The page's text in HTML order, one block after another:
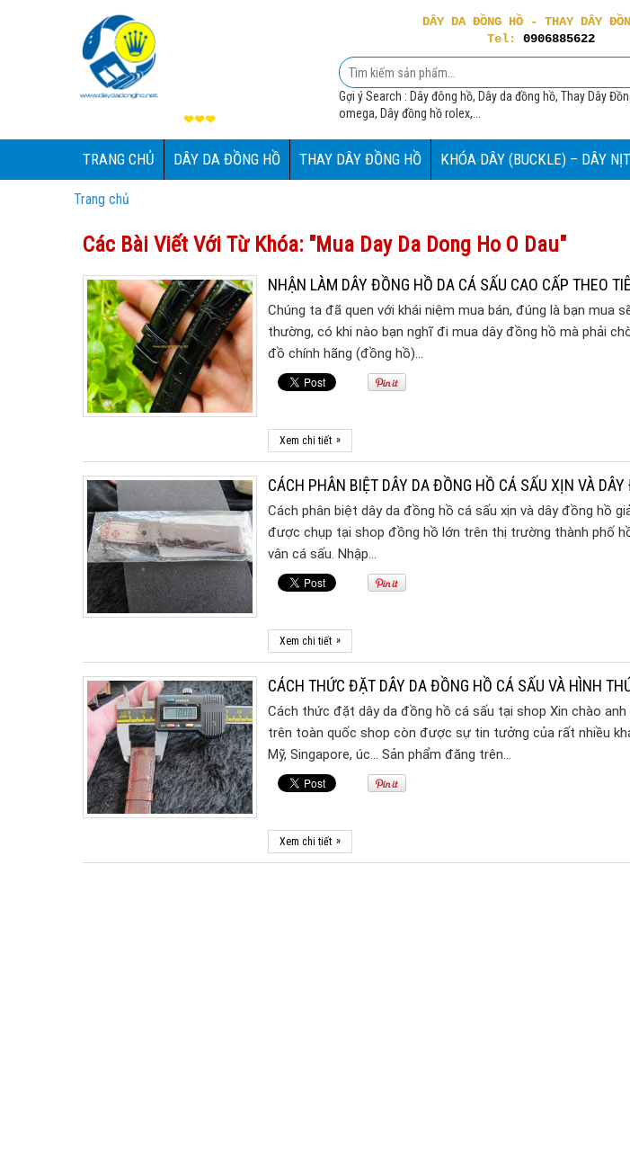
❤❤❤
DÂY DA ĐỒNG HỒ - THAY DÂY
Tel: 0906885622
Gợi ý Search : Dây đông hồ, Dây da đồng hồ, Thay Dây
omega, Dây đồng hồ rolex,...
TRANG CHỦ DÂY DA ĐỒNG HỒ THAY DÂY ĐỒNG HỒ KHÓA DÂY (BUCKLE) – DÂY NỊT
Trang chủ
Các Bài Viết Với Từ Khóa: "mua Day Da Dong Ho O Dau"
NHẬN LÀM DÂY ĐỒNG HỒ DA CÁ SẤU CAO CẤP THEO
Chúng ta đã quen với khái niệm mua bán, đúng là bạn mua
thường, có khi nào bạn nghĩ đi mua dây đồng hồ mà phải
đồ chính hãng (đồng hồ)…
Xem chi tiết »
CÁCH PHÂN BIỆT DÂY DA ĐỒNG HỒ CÁ SẤU XỊN VÀ
Cách phân biệt dây da đồng hồ cá sấu xịn và dây đồng hồ
được chụp tại shop đồng hồ lớn trên thị trường thành phố
vân cá sấu. Nhập…
Xem chi tiết »
CÁCH THỨC ĐẶT DÂY DA ĐỒNG HỒ CÁ SẤU VÀ HÌNH
Cách thức đặt dây da đồng hồ cá sấu tại shop Xin chào
trên toàn quốc shop còn được sự tin tưởng của rất nhiều
Mỹ, Singapore, úc… Sản phẩm đăng trên…
Xem chi tiết »